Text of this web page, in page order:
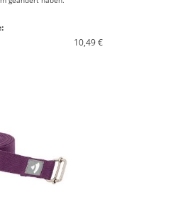
10,49 €